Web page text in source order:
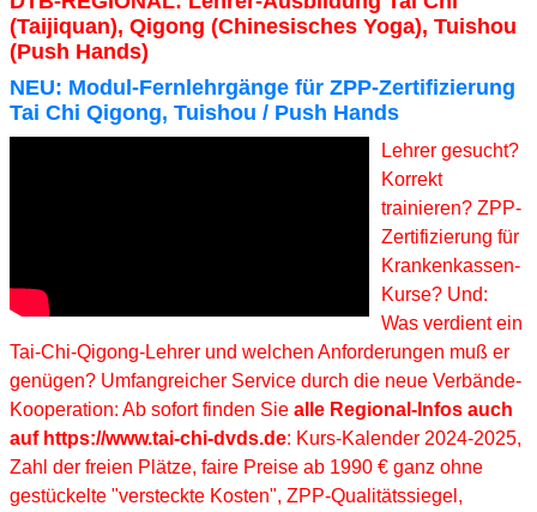
(Taijiquan), Qigong (Chinesisches Yoga), Tuishou
(Push Hands)
NEU: Modul-Fernlehrgänge für ZPP-Zertifizierung
Tai Chi Qigong, Tuishou / Push Hands
Lehrer gesucht?
Korrekt
trainieren? ZPP-
Zertifizierung für
Krankenkassen-
Kurse? Und:
Was verdient ein
Tai-Chi-Qigong-Lehrer und welchen Anforderungen muß er
genügen? Umfangreicher Service durch die neue Verbände-
Kooperation: Ab sofort finden Sie alle Regional-Infos auch
auf https://www.tai-chi-dvds.de: Kurs-Kalender 2024-2025,
Zahl der freien Plätze, faire Preise ab 1990 € ganz ohne
gestückelte "versteckte Kosten", ZPP-Qualitätssiegel,